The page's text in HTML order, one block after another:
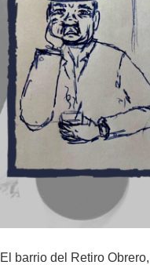
El barrio del Retiro